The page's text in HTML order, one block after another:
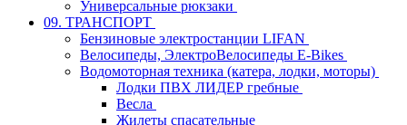
Универсальные рюкзаки
09. ТРАНСПОРТ
Бензиновые электростанции LIFAN
Велосипеды, ЭлектроВелосипеды E-Bikes
Водомоторная техника (катера, лодки, моторы)
Лодки ПВХ ЛИДЕР гребные
Весла
Жилеты спасательные